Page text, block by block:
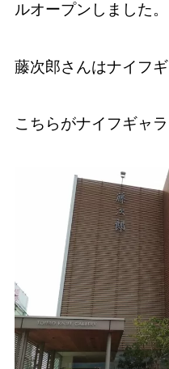
ルオープンしました。
藤次郎さんはナイフ
こちらがナイフギャ